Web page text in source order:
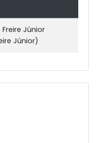
Júnior
Júnior)